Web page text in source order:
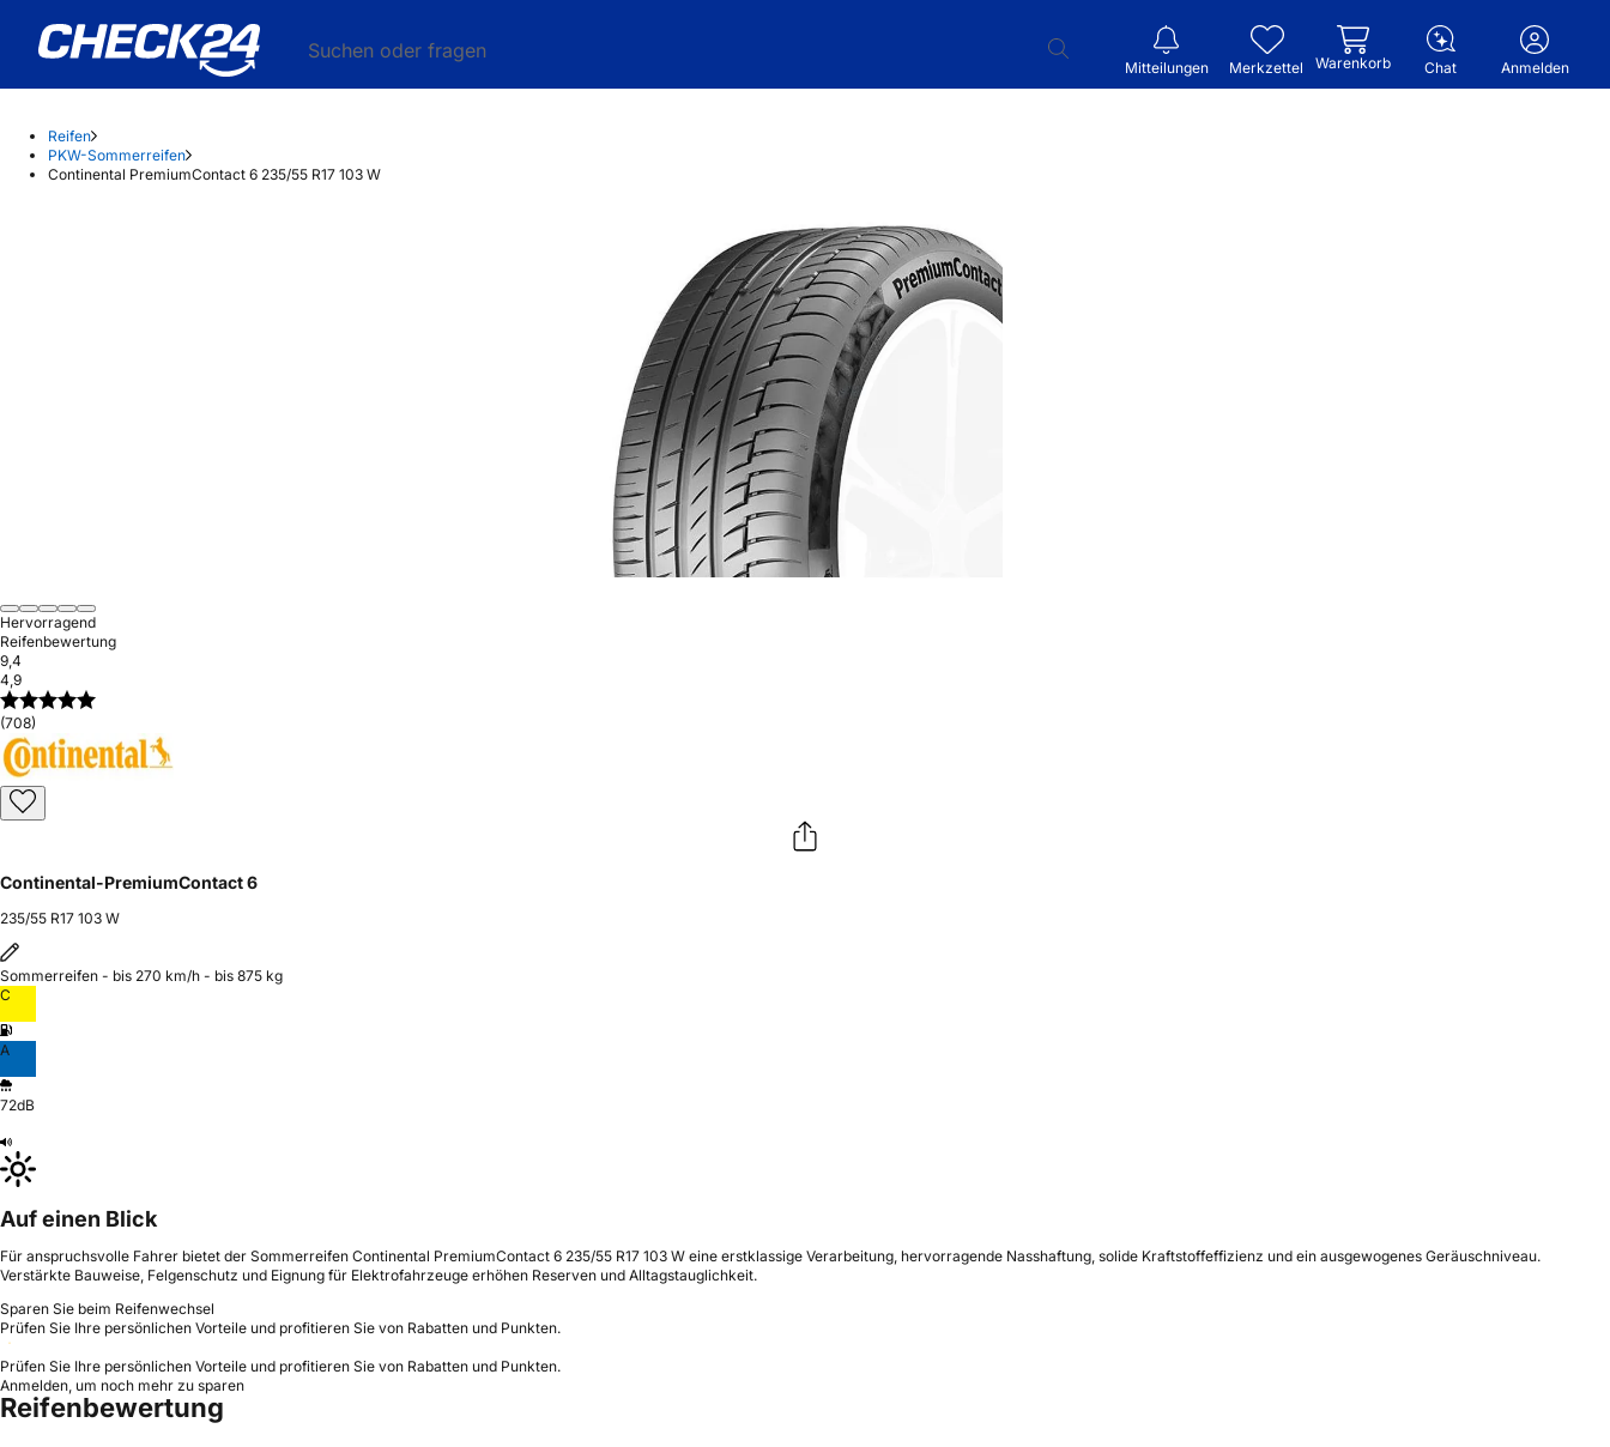
Suchen oder fragen
Mitteilungen Merkzettel Warenkorb Chat Anmelden
Reifen
PKW-Sommerreifen
Continental PremiumContact 6 235/55 R17 103 W
Hervorragend
Reifenbewertung
9,4
4,9
(708)
Continental-PremiumContact 6
235/55 R17 103 W
Sommerreifen - bis 270 km/h - bis 875 kg
C
A
72dB
Auf einen Blick
Für anspruchsvolle Fahrer bietet der Sommerreifen Continental PremiumContact 6 235/55 R17 103 W eine erstklassige Verarbeitung, hervorragende Nasshaftung, solide Kraftstoffeffizienz und ein ausgewogenes Geräuschniveau.
Verstärkte Bauweise, Felgenschutz und Eignung für Elektrofahrzeuge erhöhen Reserven und Alltagstauglichkeit.
Sparen Sie beim Reifenwechsel
Prüfen Sie Ihre persönlichen Vorteile und profitieren Sie von Rabatten und Punkten.
Prüfen Sie Ihre persönlichen Vorteile und profitieren Sie von Rabatten und Punkten.
Anmelden, um noch mehr zu sparen
Reifenbewertung